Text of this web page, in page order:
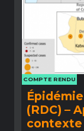
COMPTE RENDU
(RDC) –
contexte